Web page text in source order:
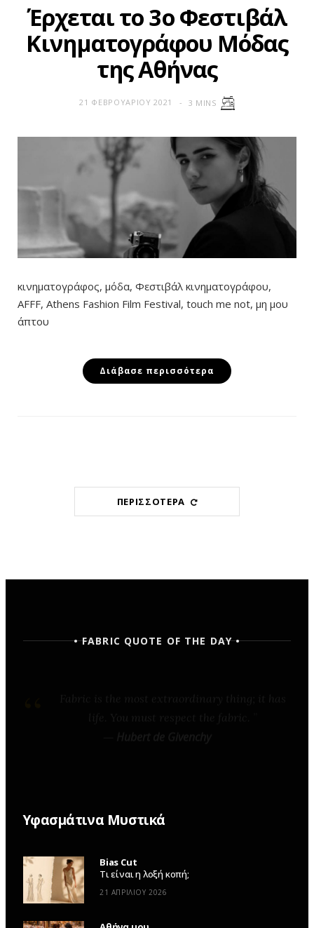
Έρχεται το 3ο Φεστιβάλ
Κινηματογράφου Μόδας
της Αθήνας
21 ΦΕΒΡΟΥΑΡΊΟΥ 2021 3 MINS
κινηματογράφος, μόδα, Φεστιβάλ κινηματογράφου,
AFFF, Athens Fashion Film Festival, touch me not, μη μου
άπτου
Διάβασε περισσότερα
ΠΕΡΙΣΣΌΤΕΡΑ
• FABRIC QUOTE OF THE DAY •
Υφασμάτινα Μυστικά
Bias Cut
Τι είναι η λοξή κοπή;
21 ΑΠΡΙΛΊΟΥ 2026